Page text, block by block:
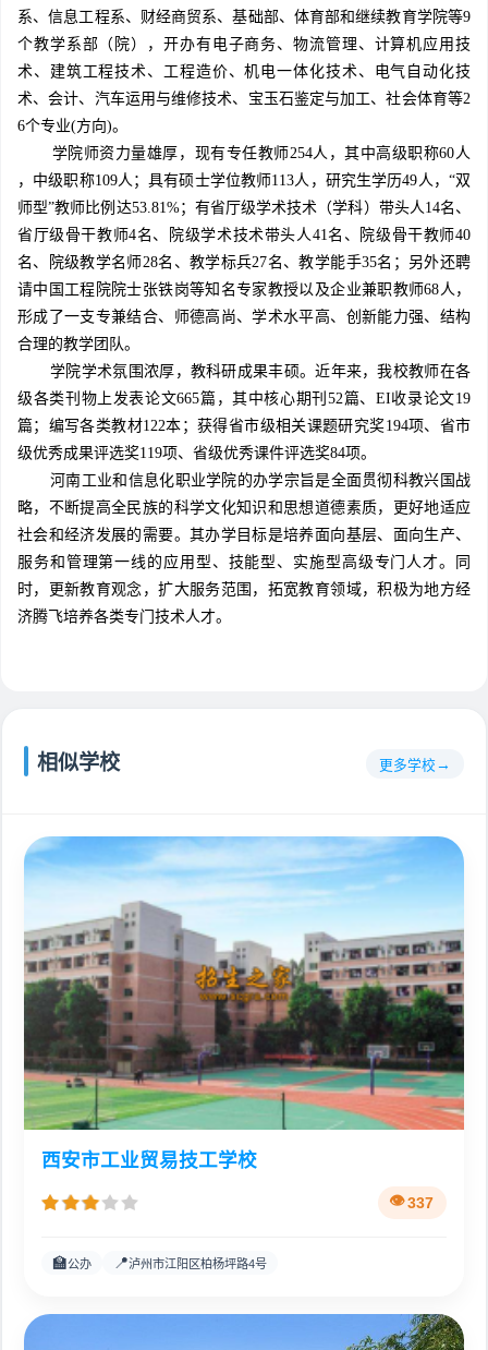
系、信息工程系、财经商贸系、基础部、体育部和继续教育学院等9
个教学系部（院），开办有电子商务、物流管理、计算机应用技
术、建筑工程技术、工程造价、机电一体化技术、电气自动化技
术、会计、汽车运用与维修技术、宝玉石鉴定与加工、社会体育等2
6个专业(方向)。
学院师资力量雄厚，现有专任教师254人，其中高级职称60人
，中级职称109人；具有硕士学位教师113人，研究生学历49人，“双
师型”教师比例达53.81%；有省厅级学术技术（学科）带头人14名、
省厅级骨干教师4名、院级学术技术带头人41名、院级骨干教师40
名、院级教学名师28名、教学标兵27名、教学能手35名；另外还聘
请中国工程院院士张铁岗等知名专家教授以及企业兼职教师68人，
形成了一支专兼结合、师德高尚、学术水平高、创新能力强、结构
合理的教学团队。
学院学术氛围浓厚，教科研成果丰硕。近年来，我校教师在各
级各类刊物上发表论文665篇，其中核心期刊52篇、EI收录论文19
篇；编写各类教材122本；获得省市级相关课题研究奖194项、省市
级优秀成果评选奖119项、省级优秀课件评选奖84项。
河南工业和信息化职业学院的办学宗旨是全面贯彻科教兴国战
略，不断提高全民族的科学文化知识和思想道德素质，更好地适应
社会和经济发展的需要。其办学目标是培养面向基层、面向生产、
服务和管理第一线的应用型、技能型、实施型高级专门人才。同
时，更新教育观念，扩大服务范围，拓宽教育领域，积极为地方经
济腾飞培养各类专门技术人才。
相似学校 更多学校
西安市工业贸易技工学校
337
🏫公办 📍泸州市江阳区柏杨坪路4号